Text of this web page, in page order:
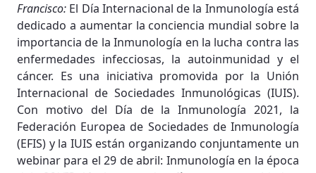
Francisco: El Día Internacional de la Inmunología está
dedicado a aumentar la conciencia mundial sobre la
importancia de la Inmunología en la lucha contra las
enfermedades infecciosas, la autoinmunidad y el
cáncer. Es una iniciativa promovida por la Unión
Internacional de Sociedades Inmunológicas (IUIS).
Con motivo del Día de la Inmunología 2021, la
Federación Europea de Sociedades de Inmunología
(EFIS) y la IUIS están organizando conjuntamente un
webinar para el 29 de abril: Inmunología en la época